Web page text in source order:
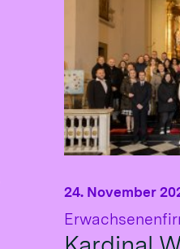
24. November